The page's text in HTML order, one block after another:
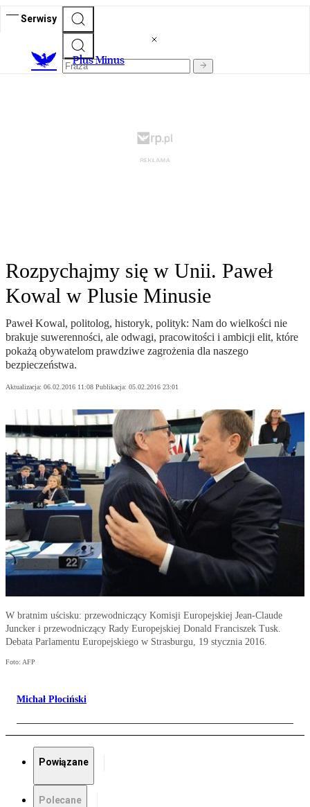
Serwisy
Plus Minus
Rozpychajmy się w Unii. Paweł
Kowal w Plusie Minusie
Paweł Kowal, politolog, historyk, polityk: Nam do wielkości nie
brakuje suwerenności, ale odwagi, pracowitości i ambicji elit, które
pokażą obywatelom prawdziwe zagrożenia dla naszego
bezpieczeństwa.
Aktualizacja: 06.02.2016 11:08 Publikacja: 05.02.2016 23:01
W bratnim uścisku: przewodniczący Komisji Europejskiej Jean-Claude
Juncker i przewodniczący Rady Europejskiej Donald Franciszek Tusk.
Debata Parlamentu Europejskiego w Strasburgu, 19 stycznia 2016.
Foto: AFP
Michał Płociński
Powiązane
Polecane